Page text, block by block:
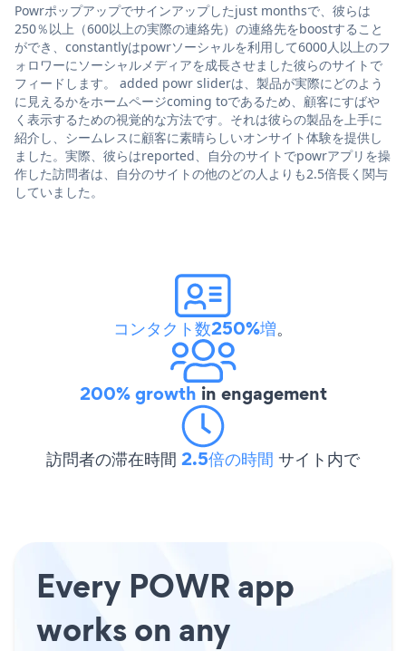
Powrポップアップでサインアップしたjust monthsで、彼らは
250％以上（600以上の実際の連絡先）の連絡先をboostすること
ができ、constantlyはpowrソーシャルを利用して6000人以上のフ
ォロワーにソーシャルメディアを成長させました彼らのサイトで
フィードします。 added powr sliderは、製品が実際にどのよう
に見えるかをホームページcoming toであるため、顧客にすばや
く表示するための視覚的な方法です。それは彼らの製品を上手に
紹介し、シームレスに顧客に素晴らしいオンサイト体験を提供し
ました。実際、彼らはreported、自分のサイトでpowrアプリを操
作した訪問者は、自分のサイトの他のどの人よりも2.5倍長く関与
していました。
コンタクト数250%増。
200% growth in engagement
訪問者の滞在時間 2.5倍の時間 サイト内で
Every POWR app
works on any